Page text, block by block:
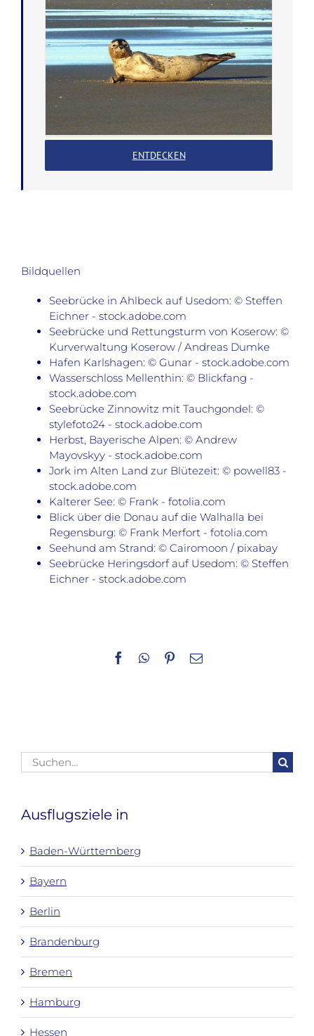
ENTDECKEN
Bildquellen
Seebrücke in Ahlbeck auf Usedom: © Steffen
Eichner - stock.adobe.com
Seebrücke und Rettungsturm von Koserow: ©
Kurverwaltung Koserow / Andreas Dumke
Hafen Karlshagen: © Gunar - stock.adobe.com
Wasserschloss Mellenthin: © Blickfang -
stock.adobe.com
Seebrücke Zinnowitz mit Tauchgondel: ©
stylefoto24 - stock.adobe.com
Herbst, Bayerische Alpen: © Andrew
Mayovskyy - stock.adobe.com
Jork im Alten Land zur Blütezeit: © powell83 -
stock.adobe.com
Kalterer See: © Frank - fotolia.com
Blick über die Donau auf die Walhalla bei
Regensburg: © Frank Merfort - fotolia.com
Seehund am Strand: © Cairomoon / pixabay
Seebrücke Heringsdorf auf Usedom: © Steffen
Eichner - stock.adobe.com
Facebook
WhatsApp
Pinterest
E-
Suche
nach:
Ausflugsziele in
Baden-Württemberg
Bayern
Berlin
Brandenburg
Bremen
Hamburg
Hessen